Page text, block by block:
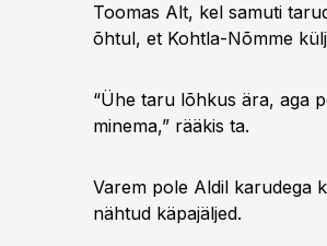
Toomas Alt, kel samuti
õhtul, et Kohtla-Nõmme
“Ühe taru lõhkus ära, aga
minema,” rääkis ta.
Varem pole Aldil karudega
nähtud käpajäljed.